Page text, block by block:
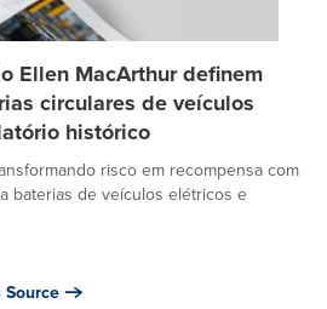
Ellen MacArthur definem
circulares de veículos
histórico
risco em recompensa com
baterias de veículos elétricos e
Source